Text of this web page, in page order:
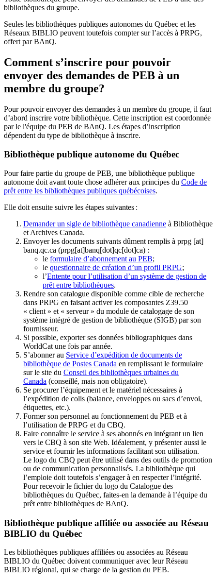
bibliothèques du groupe.
Seules les bibliothèques publiques autonomes du Québec et les
Réseaux BIBLIO peuvent toutefois compter sur l’accès à PRPG,
offert par BAnQ.
Comment s’inscrire pour pouvoir
envoyer des demandes de PEB à un
membre du groupe?
Pour pouvoir envoyer des demandes à un membre du groupe, il faut
d’abord inscrire votre bibliothèque. Cette inscription est coordonnée
par le l'équipe du PEB de BAnQ. Les étapes d’inscription
dépendent du type de bibliothèque à inscrire.
Bibliothèque publique autonome du Québec
Pour faire partie du groupe de PEB, une bibliothèque publique
autonome doit avant toute chose adhérer aux principes du Code de
prêt entre les bibliothèques publiques québécoises.
Elle doit ensuite suivre les étapes suivantes :
Demander un sigle de bibliothèque canadienne à Bibliothèque
et Archives Canada.
Envoyer les documents suivants dûment remplis à prpg [at]
banq.qc.ca (prpg[at]banq[dot]qc[dot]ca) :
le formulaire d’abonnement au PEB;
le questionnaire de création d’un profil PRPG;
l’Entente pour l’utilisation d’un système de gestion de
prêt entre bibliothèques.
Rendre son catalogue disponible comme cible de recherche
dans PRPG en faisant activer les composantes Z39.50
« client » et « serveur » du module de catalogage de son
système intégré de gestion de bibliothèque (SIGB) par son
fournisseur.
Si possible, exporter ses données bibliographiques dans
WorldCat une fois par année.
S’abonner au Service d’expédition de documents de
bibliothèque de Postes Canada en remplissant le formulaire
sur le site du Conseil des bibliothèques urbaines du
Canada (conseillé, mais non obligatoire).
Se procurer l’équipement et le matériel nécessaires à
l’expédition de colis (balance, enveloppes ou sacs d’envoi,
étiquettes, etc.).
Former son personnel au fonctionnement du PEB et à
l’utilisation de PRPG et du CBQ.
Faire connaître le service à ses abonnés en intégrant un lien
vers le CBQ à son site Web. Idéalement, y présenter aussi le
service et fournir les informations facilitant son utilisation.
Le logo du CBQ peut être utilisé dans des outils de promotion
ou de communication personnalisés. La bibliothèque qui
l’emploie doit toutefois s’engager à en respecter l’intégrité.
Pour recevoir le fichier du logo du Catalogue des
bibliothèques du Québec, faites-en la demande à l’équipe du
prêt entre bibliothèques de BAnQ.
Bibliothèque publique affiliée ou associée au Réseau
BIBLIO du Québec
Les bibliothèques publiques affiliées ou associées au Réseau
BIBLIO du Québec doivent communiquer avec leur Réseau
BIBLIO régional, qui se charge de la gestion du PEB.